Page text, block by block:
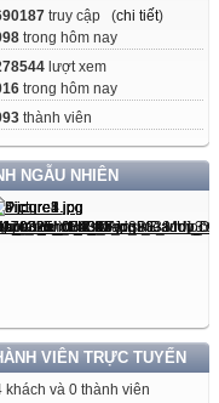
truy cập (chi tiết)
trong hôm nay
lượt xem
trong hôm nay
thành viên
NGẪU NHIÊN
VIÊN TRỰC TUYẾN
khách và 0 thành viên